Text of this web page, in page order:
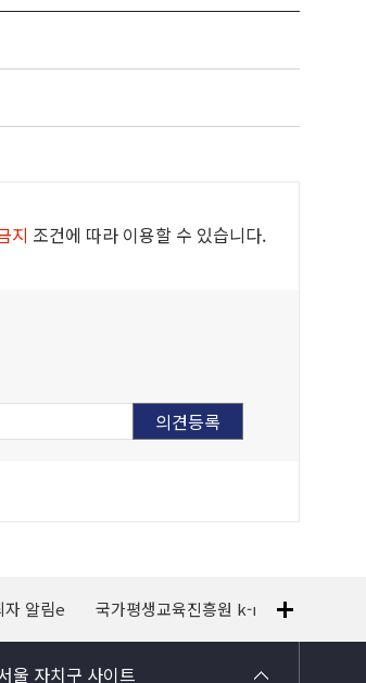
지 조건에 따라 이용할 수 있습니다.
자 알림e 국가평생교육진흥원 k-mooc
울 자치구 사이트